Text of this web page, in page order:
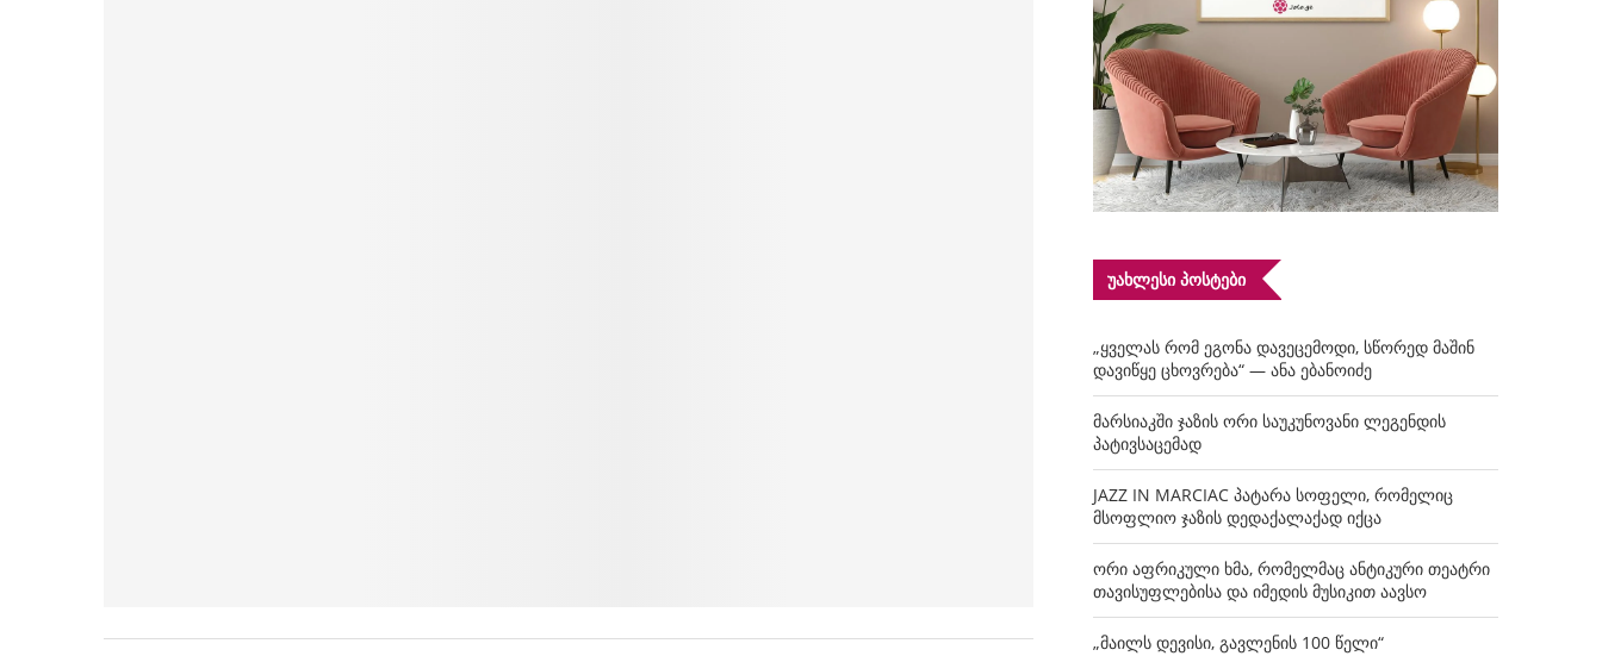
ᲣᲐᲮᲚᲔᲡᲘ ᲞᲝᲡᲢᲔᲑᲘ
„ყველას რომ ეგონა დავეცემოდი, სწორედ მაშინ
დავიწყე ცხოვრება“ — ანა ებანოიძე
მარსიაკში ჯაზის ორი საუკუნოვანი ლეგენდის
პატივსაცემად
JAZZ IN MARCIAC პატარა სოფელი, რომელიც
მსოფლიო ჯაზის დედაქალაქად იქცა
ორი აფრიკული ხმა, რომელმაც ანტიკური თეატრი
თავისუფლებისა და იმედის მუსიკით აავსო
„მაილს დევისი, გავლენის 100 წელი“